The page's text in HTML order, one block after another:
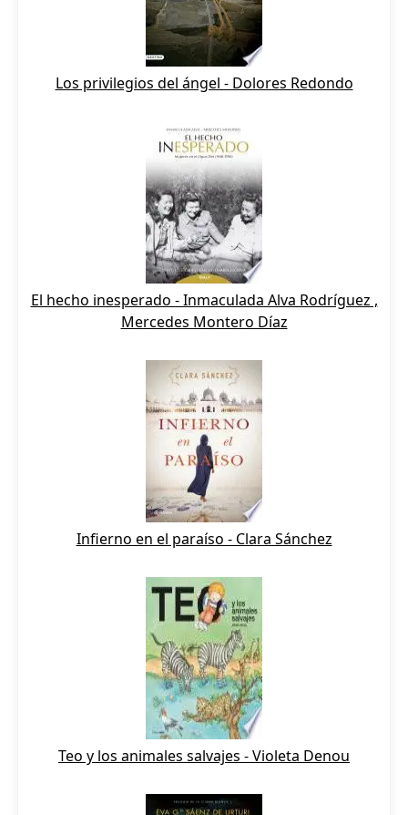
Los privilegios del ángel - Dolores Redondo
El hecho inesperado - Inmaculada Alva Rodríguez ,
Mercedes Montero Díaz
Infierno en el paraíso - Clara Sánchez
Teo y los animales salvajes - Violeta Denou